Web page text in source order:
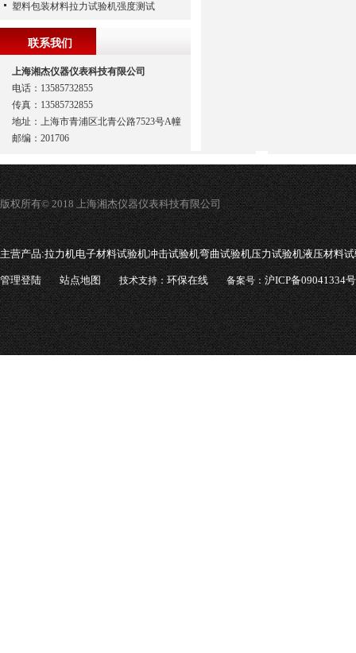
塑料包装材料拉力试验机强度测试
联系我们
上海湘杰仪器仪表科技有限公司
电话：13585732855
传真：13585732855
地址：上海市青浦区北青公路7523号A幢
邮编：201706
版权所有© 2018 上海湘杰仪器仪表科技有限公司
主营产品:拉力机电子材料试验机冲击试验机弯曲试验机压力试验机液压材料
管理登陆 站点地图 技术支持：环保在线 备案号：沪ICP备09041334